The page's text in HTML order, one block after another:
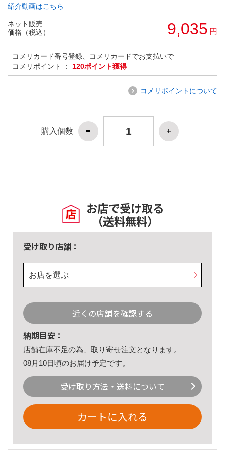
紹介動画はこちら
ネット販売
価格（税込）
9,035 円
コメリカード番号登録、コメリカードでお支払いで
コメリポイント ： 120ポイント獲得
コメリポイントについて
購入個数
お店で受け取る
（送料無料）
受け取り店舗：
お店を選ぶ
近くの店舗を確認する
納期目安：
店舗在庫不足の為、取り寄せ注文となります。
08月10日頃のお届け予定です。
受け取り方法・送料について
カートに入れる